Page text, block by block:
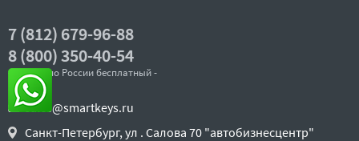
7 (812) 679-96-88
8 (800) 350-40-54
- звонок по России бесплатный -
sales@smartkeys.ru
Санкт-Петербург, ул . Салова 70 "автобизнесцентр"